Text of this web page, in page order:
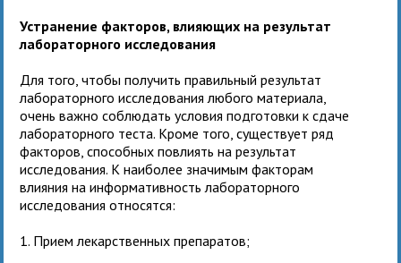
Устранение факторов, влияющих на результат
лабораторного исследования
Для того, чтобы получить правильный результат
лабораторного исследования любого материала,
очень важно соблюдать условия подготовки к сдаче
лабораторного теста. Кроме того, существует ряд
факторов, способных повлиять на результат
исследования. К наиболее значимым факторам
влияния на информативность лабораторного
исследования относятся:
1. Прием лекарственных препаратов;